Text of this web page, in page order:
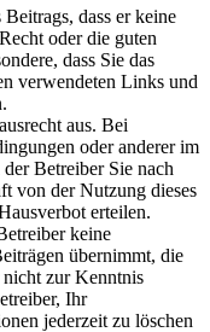
dass er keine
oder die guten
dass Sie das
verwendeten Links und
aus. Bei
oder anderer im
Betreiber Sie nach
von der Nutzung dieses
erteilen.
keine
übernimmt, die
nicht zur Kenntnis
Ihr
jederzeit zu löschen